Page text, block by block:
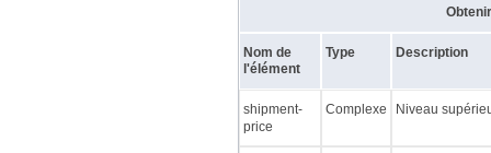
Nom de
l'élément
Type Description
shipment-
price
Complexe Niveau